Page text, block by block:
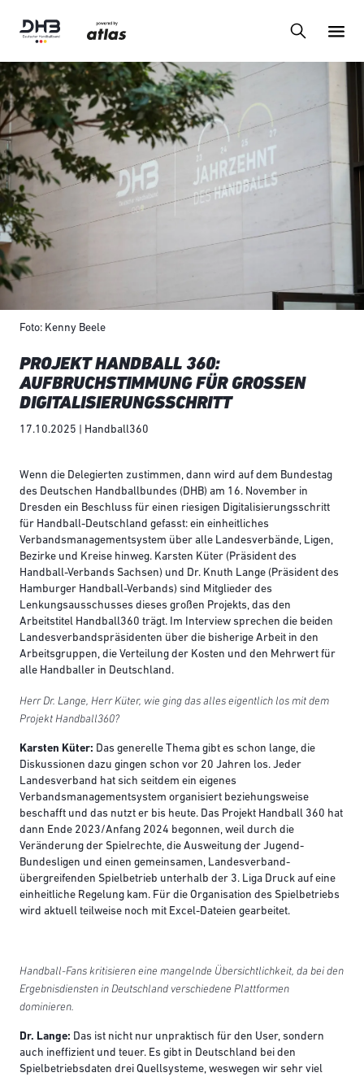
Foto: Kenny Beele
PROJEKT HANDBALL 360:
AUFBRUCHSTIMMUNG FÜR GROSSEN D
IGITALISIERUNGSSCHRITT
17.10.2025 | Handball360
Wenn die Delegierten zustimmen, dann wird auf dem Bundestag
des Deutschen Handballbundes (DHB) am 16. November in
Dresden ein Beschluss für einen riesigen Digitalisierungsschritt
für Handball-Deutschland gefasst: ein einheitliches
Verbandsmanagementsystem über alle Landesverbände, Ligen,
Bezirke und Kreise hinweg. Karsten Küter (Präsident des
Handball-Verbands Sachsen) und Dr. Knuth Lange (Präsident des
Hamburger Handball-Verbands) sind Mitglieder des
Lenkungsausschusses dieses großen Projekts, das den
Arbeitstitel Handball360 trägt. Im Interview sprechen die beiden
Landesverbandspräsidenten über die bisherige Arbeit in den
Arbeitsgruppen, die Verteilung der Kosten und den Mehrwert für
alle Handballer in Deutschland.
Herr Dr. Lange, Herr Küter, wie ging das alles eigentlich los mit dem
Projekt Handball360?
Karsten Küter: Das generelle Thema gibt es schon lange, die
Diskussionen dazu gingen schon vor 20 Jahren los. Jeder
Landesverband hat sich seitdem ein eigenes
Verbandsmanagementsystem organisiert beziehungsweise
beschafft und das nutzt er bis heute. Das Projekt Handball 360 hat
dann Ende 2023/Anfang 2024 begonnen, weil durch die
Veränderung der Spielrechte, die Ausweitung der Jugend-
Bundesligen und einen gemeinsamen, Landesverband-
übergreifenden Spielbetrieb unterhalb der 3. Liga Druck auf eine
einheitliche Regelung kam. Für die Organisation des Spielbetriebs
wird aktuell teilweise noch mit Excel-Dateien gearbeitet.
Handball-Fans kritisieren eine mangelnde Übersichtlichkeit, da bei den
Ergebnisdiensten in Deutschland verschiedene Plattformen
dominieren.
Dr. Lange: Das ist nicht nur unpraktisch für den User, sondern
auch ineffizient und teuer. Es gibt in Deutschland bei den
Spielbetriebsdaten drei Quellsysteme, weswegen wir sehr viel